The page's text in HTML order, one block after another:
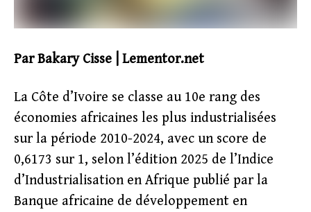
Par Bakary Cisse | Lementor.net
La Côte d’Ivoire se classe au 10e rang des
économies africaines les plus industrialisées
sur la période 2010-2024, avec un score de
0,6173 sur 1, selon l’édition 2025 de l’Indice
d’Industrialisation en Afrique publié par la
Banque africaine de développement en